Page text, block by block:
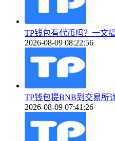
TP钱包有代币吗？一文
2026-08-09 08:22:56
TP钱包提BNB到交易所
2026-08-09 07:41:26